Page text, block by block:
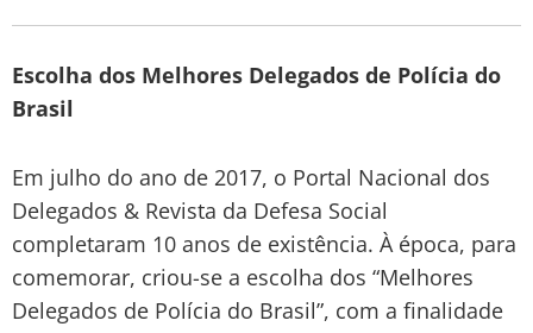
Escolha dos Melhores Delegados de Polícia do
Brasil
Em julho do ano de 2017, o Portal Nacional dos
Delegados & Revista da Defesa Social
completaram 10 anos de existência. À época, para
comemorar, criou-se a escolha dos “Melhores
Delegados de Polícia do Brasil”, com a finalidade